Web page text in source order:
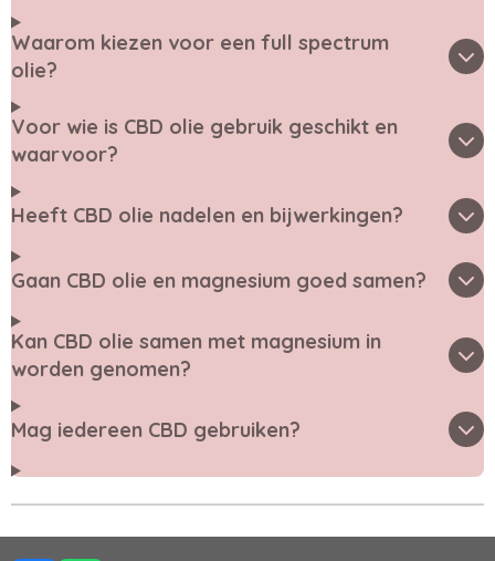
Waarom kiezen voor een full spectrum
olie?
Voor wie is CBD olie gebruik geschikt en
waarvoor?
Heeft CBD olie nadelen en bijwerkingen?
Gaan CBD olie en magnesium goed samen?
Kan CBD olie samen met magnesium in
worden genomen?
Mag iedereen CBD gebruiken?